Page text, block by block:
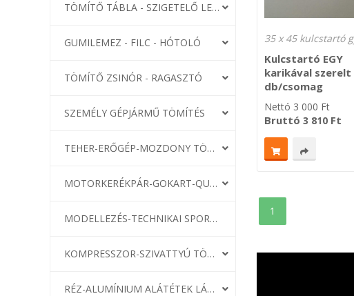
TÖMÍTŐ TÁBLA - SZIGETELŐ LEMEZ
GUMILEMEZ - FILC - HÓTOLÓ
TÖMÍTŐ ZSINÓR - RAGASZTÓ
SZEMÉLY GÉPJÁRMŰ TÖMÍTÉS
TEHER-ERŐGÉP-MOZDONY TÖMÍTÉS
MOTORKERÉKPÁR-GOKART-QUAD-CSÓNAKMOTOR TÖMÍTÉS
MODELLEZÉS-TECHNIKAI SPORT-MODELLSPORT
KOMPRESSZOR-SZIVATTYÚ TÖMÍTÉS
RÉZ-ALUMÍNIUM ALÁTÉTEK LÁGYÍTVA
Kulcstartó EGY
karikával szerelt
db/csomag
Nettó 3 000 Ft
Bruttó 3 810 Ft
1